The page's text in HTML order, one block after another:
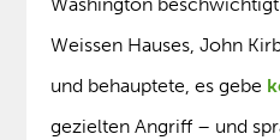
Weissen Hauses, John
und behauptete, es gebe
gezielten Angriff – und